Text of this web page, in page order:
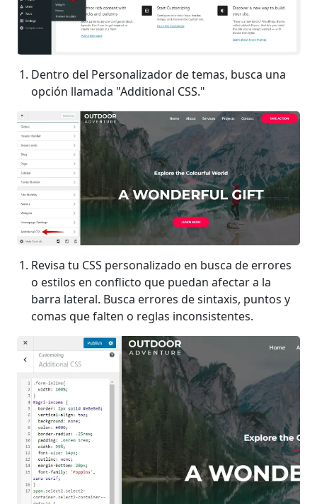
Dentro del Personalizador de temas, busca una
opción llamada "Additional CSS."
Revisa tu CSS personalizado en busca de errores
o estilos en conflicto que puedan afectar a la
barra lateral. Busca errores de sintaxis, puntos y
comas que falten o reglas inconsistentes.